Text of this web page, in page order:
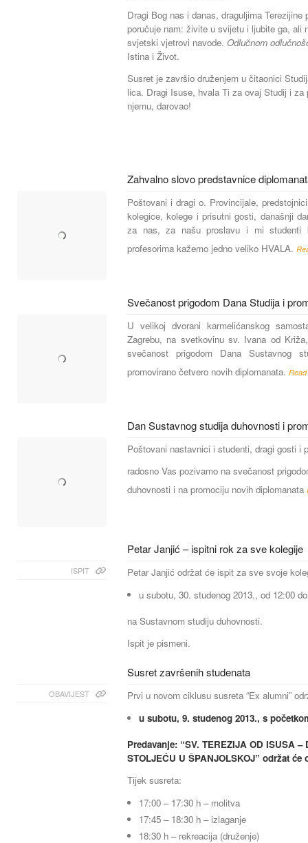
Dragi Bog nas i danas, draguljima
poručuje nam: živite u svijetu i ljubite ga, ali
svjetski vjetrovi navode. Odlučnom
Istina i Život.
Susret je završio druženjem u čitaonici
lica. Dragi Isuse, hvala Ti za ovaj Studij i
njemu, darovao!
Zahvalno slovo predstavnice
Poštovani i dragi o. Provincijale,
kolegice, kolege i prisutni gosti, današnji
za nas, za našu proslavu i mi studenti
profesorima kažemo jedno veliko HVALA.
Svečanost prigodom Dana Studija i
U velikoj dvorani karmelićanskog
Zagrebu, na svetkovinu sv. Ivana od
svečanost prigodom Dana Sustavnog
promovirano četvero novih diplomanata.
Dan Sustavnog studija duhovnosti i
Poštovani nastavnici i studenti, dragi gosti i
radosno Vas pozivamo na svečanost
duhovnosti i na promociju novih diplomanata
Petar Janjić – ispitni rok za sve kolegije
ISPIT
Petar Janjić održat će ispit za sve svoje
u subotu, 30. studenog 2013., od 12:00
na Sustavnom studiju duhovnosti.
Ispit je pismeni.
Susret završenih studenata
OBAVIJEST
Prvi u novom ciklusu susreta “Ex alumni”
u subotu, 9. studenog 2013., s
Predavanje: “SV. TEREZIJA OD ISUSA
STOLJEĆU U ŠPANJOLSKOJ” održat će
Tijek susreta:
17:00 – 17:30 h – molitva
17:45 – 18:30 h – izlaganje
18:30 h – rekreacija (druženje)